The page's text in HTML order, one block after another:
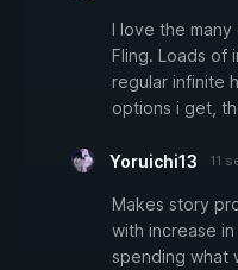
I love the
Fling. Loads of
regular infinite
options i get,
Yoruichi13 11
Makes story
with increase
spending what